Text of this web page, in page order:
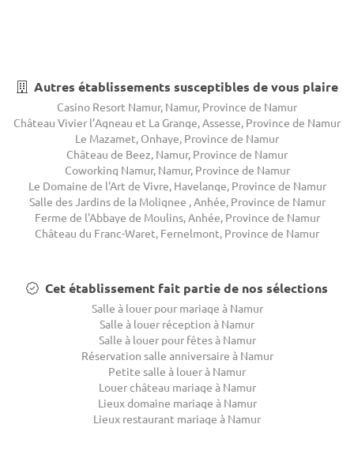
Autres établissements susceptibles de vous plaire
Casino Resort Namur, Namur, Province de Namur
Château Vivier l’Agneau et La Grange, Assesse, Province de Namur
Le Mazamet, Onhaye, Province de Namur
Château de Beez, Namur, Province de Namur
Coworking Namur, Namur, Province de Namur
Le Domaine de l'Art de Vivre, Havelange, Province de Namur
Salle des Jardins de la Molignee , Anhée, Province de Namur
Ferme de l'Abbaye de Moulins, Anhée, Province de Namur
Château du Franc-Waret, Fernelmont, Province de Namur
Cet établissement fait partie de nos sélections
Salle à louer pour mariage à Namur
Salle à louer réception à Namur
Salle à louer pour fêtes à Namur
Réservation salle anniversaire à Namur
Petite salle à louer à Namur
Louer château mariage à Namur
Lieux domaine mariage à Namur
Lieux restaurant mariage à Namur